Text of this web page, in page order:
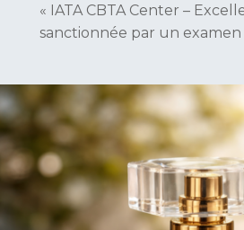
« IATA CBTA Center –
sanctionnée par un examen